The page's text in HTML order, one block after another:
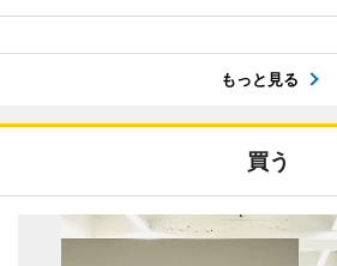
もっと見る
買う